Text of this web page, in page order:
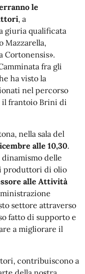
le
, a
giuria qualificata
Mazzarella,
Cortonensis».
fra gli
ha visto la
nel percorso
il frantoio Brini di
nella sala del
alle 10,30.
delle
produttori di olio
alle Attività
settore attraverso
fatto di supporto e
a migliorare il
contribuiscono a